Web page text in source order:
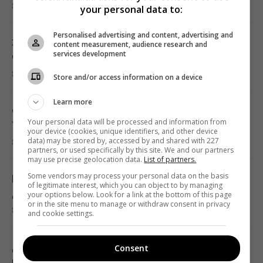
"Взрываются" из-за каждой мелочи: 9
20:12 суббота, 08 августа 2026
Названа самая сильная разведка Европы, и
это не ГУР
19:57 суббота, 08 августа 2026
Россияне похвастались новым зенитным
дроном, способным развивать скорость
до 560 км/ч
19:57 суббота, 08 августа 2026
Люди, родившиеся в эти месяцы, самые
успешные
19:24 суббота, 08 августа 2026
8 августа 2026, 20:52
Запретные подарки для второй половинки:
что приводит к ссорам и слезам
8 августа 2026, 20:51
Опасается эскалации войны: Маск отказал
Украине в важной помощи
8 августа 2026, 20:20
Не только по отчеству: как в Украине
давали фамилии внебрачным детям
8 августа 2026, 20:13
Девушка спокойно плавала в море, а затем
your personal data to:
Personalised advertising and content, advertising and
content measurement, audience research and
services development
Store and/or access information on a device
Learn more
Your personal data will be processed and information from
your device (cookies, unique identifiers, and other device
data) may be stored by, accessed by and shared with 227
partners, or used specifically by this site. We and our partners
may use precise geolocation data. List of partners.
Some vendors may process your personal data on the basis
of legitimate interest, which you can object to by managing
your options below. Look for a link at the bottom of this page
or in the site menu to manage or withdraw consent in privacy
and cookie settings.
Consent